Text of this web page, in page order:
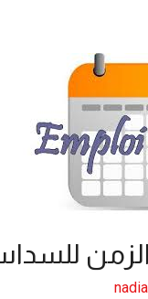
للسداسي
nadia